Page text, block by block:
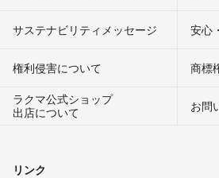
サステナビリティメッセージ 安心
権利侵害について
商標
ラクマ公式ショップ
出店について
お問
リンク